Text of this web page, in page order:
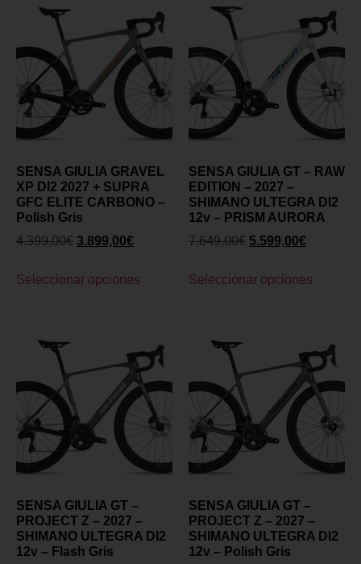
SENSA GIULIA GRAVEL
XP DI2 2027 + SUPRA
GFC ELITE CARBONO –
Polish Gris
4.399,00€ 3.899,00€
Seleccionar opciones
SENSA GIULIA GT – RAW
EDITION – 2027 –
SHIMANO ULTEGRA DI2
12v – PRISM AURORA
7.649,00€ 5.599,00€
Seleccionar opciones
SENSA GIULIA GT –
PROJECT Z – 2027 –
SHIMANO ULTEGRA DI2
12v – Flash Gris
SENSA GIULIA GT –
PROJECT Z – 2027 –
SHIMANO ULTEGRA DI2
12v – Polish Gris